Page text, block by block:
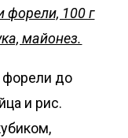
форели, 100 г
майонез.
форели до
и рис.